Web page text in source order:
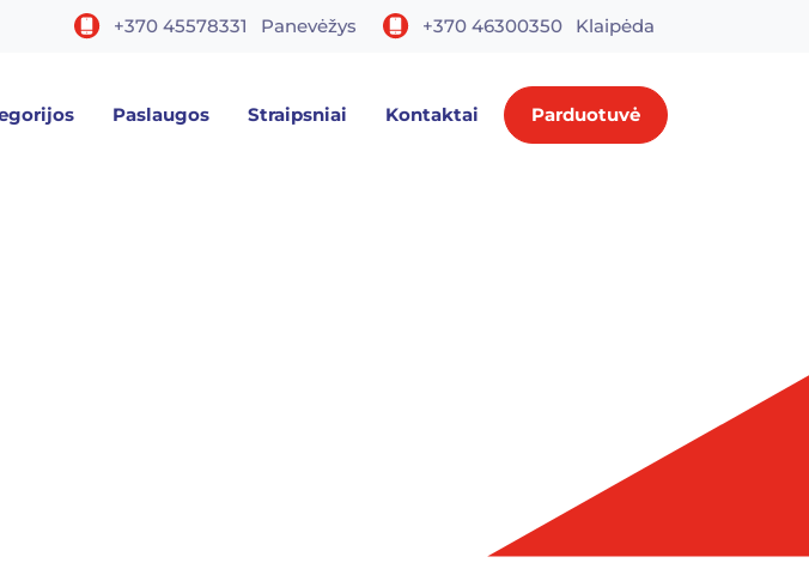
+370 45578331 Panevėžys +370 46300350 Klaipėda
Paslaugos Straipsniai Kontaktai Parduotuvė